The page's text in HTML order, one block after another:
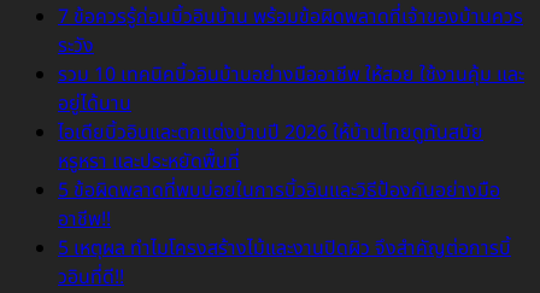
7 ข้อควรรู้ก่อนบิ้วอินบ้าน พร้อมข้อผิดพลาดที่เจ้าของบ้านควร
ระวัง
รวม 10 เทคนิคบิ้วอินบ้านอย่างมืออาชีพ ให้สวย ใช้งานคุ้ม และ
อยู่ได้นาน
ไอเดียบิ้วอินและตกแต่งบ้านปี 2026 ให้บ้านไทยดูทันสมัย
หรูหรา และประหยัดพื้นที่
5 ข้อผิดพลาดที่พบบ่อยในการบิ้วอินและวิธีป้องกันอย่างมือ
อาชีพ!!
5 เหตุผล ทำไมโครงสร้างไม้และงานปิดผิว จึงสำคัญต่อการบิ้
วอินที่ดี!!